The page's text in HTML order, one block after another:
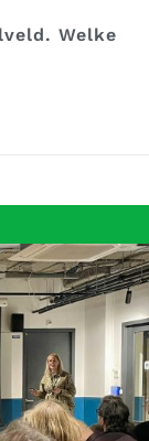
Welke